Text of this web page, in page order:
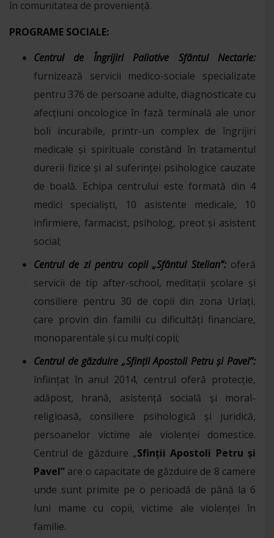
în comunitatea de proveniență.
PROGRAME SOCIALE:
Centrul de Îngrijiri Paliative Sfântul Nectarie:
furnizează servicii medico-sociale specializate
pentru 376 de persoane adulte, diagnosticate cu
afecțiuni oncologice în fază terminală ale unor
boli incurabile, printr-un complex de îngrijiri
medicale şi spirituale constând în tratamentul
durerii fizice şi al suferinței psihologice cauzate
de boală. Echipa centrului este formată din 4
medici specialiști, 10 asistente medicale, 10
infirmiere, farmacist, psiholog, preot și asistent
social;
Centrul de zi pentru copii „Sfântul Stelian”: oferă
servicii de tip after-school, meditații şcolare şi
consiliere pentru 30 de copii din zona Urlați,
care provin din familii cu dificultăți financiare,
monoparentale şi cu mulţi copii;
Centrul de găzduire „Sfinții Apostoli Petru și Pavel”:
înființat în anul 2014, centrul oferă protecție,
adăpost, hrană, asistență socială și moral-
religioasă, consiliere psihologică și juridică,
persoanelor victime ale violenței domestice.
Centrul de găzduire „Sfinții Apostoli Petru și
Pavel” are o capacitate de găzduire de 8 camere
unde sunt primite pe o perioadă de până la 6
luni mame cu copii, victime ale violenței în
familie.